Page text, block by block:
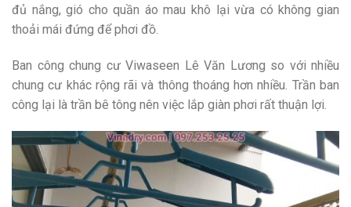
đủ nắng, gió cho quần áo mau khô lại vừa có không gian
thoải mái đứng để phơi đồ.
Ban công chung cư Viwaseen Lê Văn Lương so với nhiều
chung cư khác rộng rãi và thông thoáng hơn nhiều. Trần ban
công lại là trần bê tông nên việc lắp giàn phơi rất thuận lợi.